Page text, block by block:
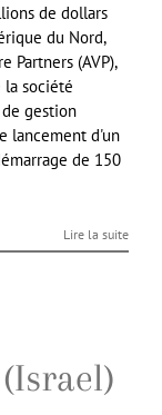
de dollars
du Nord,
Partners (AVP),
la société
gestion
lancement d'un
de 150
Lire la suite